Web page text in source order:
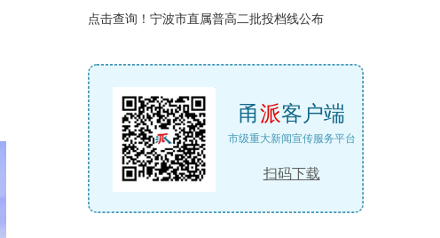
点击查询！宁波市直属普高二批投档线公布
甬派客户端
市级重大新闻宣传服务平台
扫码下载